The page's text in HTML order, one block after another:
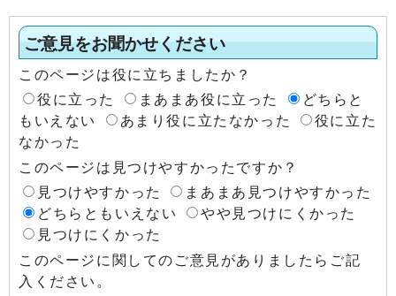
ご意見をお聞かせください
このページは役に立ちましたか？
役に立った
まあまあ役に立った
どちらと
もいえない
あまり役に立たなかった
役に立た
なかった
このページは見つけやすかったですか？
見つけやすかった
まあまあ見つけやすかった
どちらともいえない
やや見つけにくかった
見つけにくかった
このページに関してのご意見がありましたらご記
入ください。